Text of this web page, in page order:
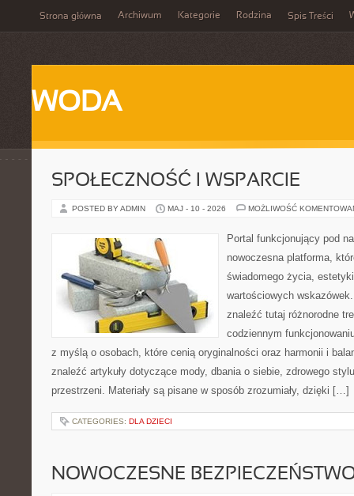
Strona główna Archiwum Kategorie Rodzina Spis Treści
WODA
SPOŁECZNOŚĆ I WSPARCIE
POSTED BY ADMIN MAJ - 10 - 2026 MOŻLIWOŚĆ
Portal funkcjonujący pod
nowoczesna platforma,
świadomego życia,
wartościowych
znaleźć tutaj różnorodne
codziennym
z myślą o osobach, które cenią oryginalności oraz harmonii i
znaleźć artykuły dotyczące mody, dbania o siebie, zdrowego
przestrzeni. Materiały są pisane w sposób zrozumiały, dzięki […]
CATEGORIES: DLA DZIECI
NOWOCZESNE